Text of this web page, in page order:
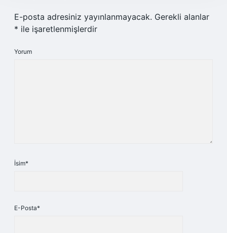
E-posta adresiniz yayınlanmayacak. Gerekli alanlar
* ile işaretlenmişlerdir
Yorum
İsim*
E-Posta*